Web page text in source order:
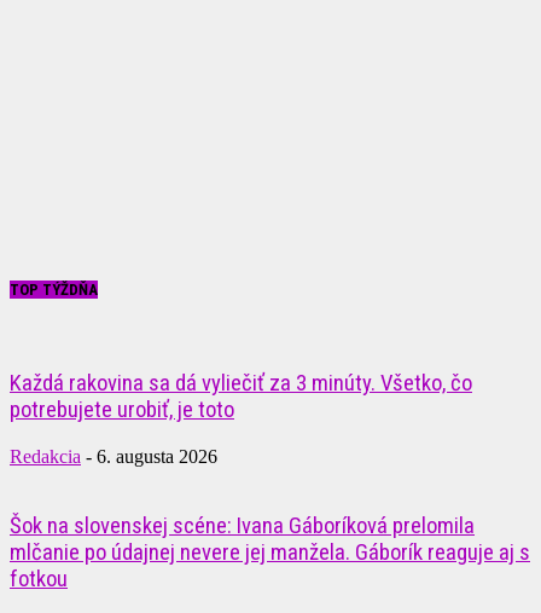
TOP TÝŽDŇA
Každá rakovina sa dá vyliečiť za 3 minúty. Všetko, čo
potrebujete urobiť, je toto
Redakcia - 6. augusta 2026
Šok na slovenskej scéne: Ivana Gáboríková prelomila
mlčanie po údajnej nevere jej manžela. Gáborík reaguje aj s
fotkou